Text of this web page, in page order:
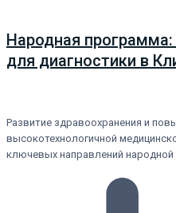
Народная
для диагностики в
Развитие здравоохранения и
высокотехнологичной
ключевых направлений народной